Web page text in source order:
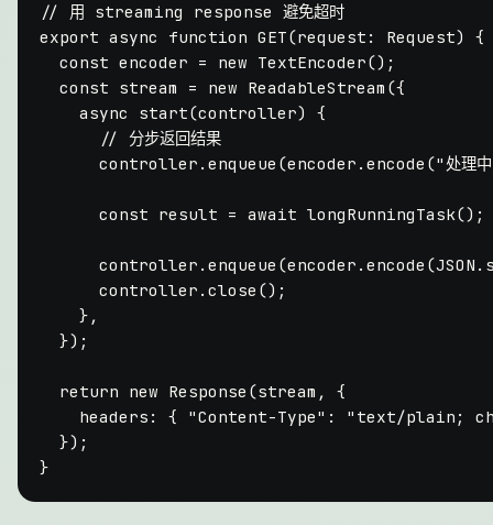
// 用 streaming response 避免超时
export async function GET(request : Request) {
const encoder = new TextEncoder();
const stream = new ReadableStream ({
async
start(controller) {
// 分步返回结果
      controller.
enqueue (encoder. encode ("处理
const result = await longRunningTask();
      controller.
enqueue (encoder. encode (JSON .
      controller.
close ();
    },
  });
return new Response (stream, {
headers : { "Content-Type" : "text/plain;
  });